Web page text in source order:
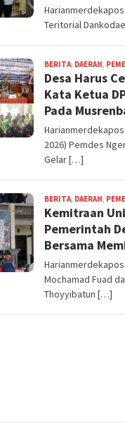
Teritorial
BERITA, DAERAH,
Desa Harus
Kata Ketua
Pada
2026) Pemdes
Gelar […]
BERITA, DAERAH,
Kemitraan
Pemerintah
Bersama
Mochamad Fuad
Thoyyibatun […]